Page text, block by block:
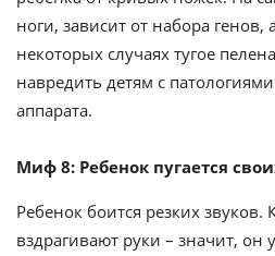
ноги, зависит от набора генов,
некоторых случаях тугое
навредить детям с
аппарата.
Миф 8: Ребенок пугается
Ребенок боится резких звуков.
вздрагивают руки – значит, он